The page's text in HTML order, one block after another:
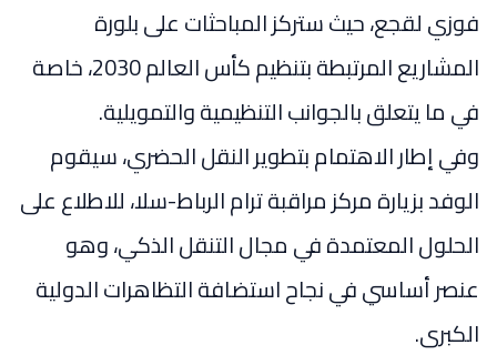
فوزي لقجع، حيث ستركز المباحثات على بلورة
المشاريع المرتبطة بتنظيم كأس العالم 2030، خاصة
في ما يتعلق بالجوانب التنظيمية والتمويلية.
وفي إطار الاهتمام بتطوير النقل الحضري، سيقوم
الوفد بزيارة مركز مراقبة ترام الرباط-سلا، للاطلاع على
الحلول المعتمدة في مجال التنقل الذكي، وهو
عنصر أساسي في نجاح استضافة التظاهرات الدولية
الكبرى.